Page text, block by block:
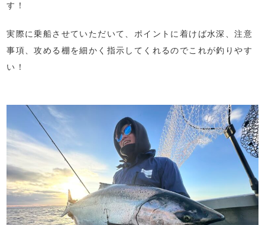
す！
実際に乗船させていただいて、ポイントに着けば水深、注意
事項、攻める棚を細かく指示してくれるのでこれが釣りやす
い！